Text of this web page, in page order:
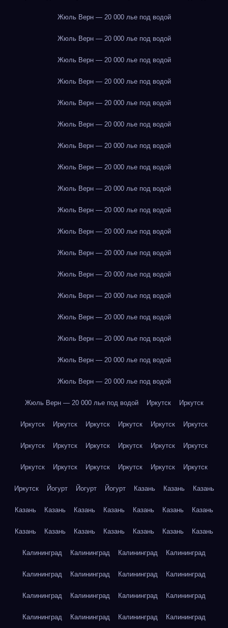
Жюль Верн — 20 000 лье под водой
Жюль Верн — 20 000 лье под водой
Жюль Верн — 20 000 лье под водой
Жюль Верн — 20 000 лье под водой
Жюль Верн — 20 000 лье под водой
Жюль Верн — 20 000 лье под водой
Жюль Верн — 20 000 лье под водой
Жюль Верн — 20 000 лье под водой
Жюль Верн — 20 000 лье под водой
Жюль Верн — 20 000 лье под водой
Жюль Верн — 20 000 лье под водой
Жюль Верн — 20 000 лье под водой
Жюль Верн — 20 000 лье под водой
Жюль Верн — 20 000 лье под водой
Жюль Верн — 20 000 лье под водой
Жюль Верн — 20 000 лье под водой
Жюль Верн — 20 000 лье под водой
Жюль Верн — 20 000 лье под водой
Жюль Верн — 20 000 лье под водой Иркутск Иркутск
Иркутск Иркутск Иркутск Иркутск Иркутск Иркутск
Иркутск Иркутск Иркутск Иркутск Иркутск Иркутск
Иркутск Иркутск Иркутск Иркутск Иркутск Иркутск
Иркутск Йогурт Йогурт Йогурт Казань Казань Казань
Казань Казань Казань Казань Казань Казань Казань
Казань Казань Казань Казань Казань Казань Казань
Калининград Калининград Калининград Калининград
Калининград Калининград Калининград Калининград
Калининград Калининград Калининград Калининград
Калининград Калининград Калининград Калининград